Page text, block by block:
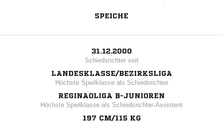
SPEICHE
31.12.2000
Schiedsrichter seit
LANDESKLASSE/BEZIRKSLIGA
Höchste Spielklasse als Schiedsrichter
REGINAOLIGA B-JUNIOREN
Höchste Spielklasse als Schiedsrichter-Assistent
197 CM/115 KG